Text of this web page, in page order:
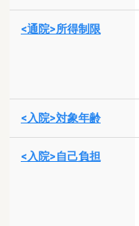
<通院>所得制限
<入院>対象年齢
<入院>自己負担